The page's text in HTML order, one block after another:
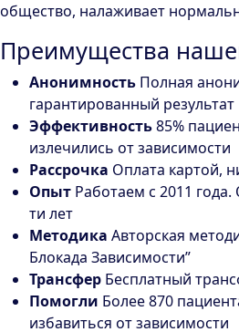
общество, налаживает
Преимущества
Анонимность Полная
гарантированный результат
Эффективность85%
излечились от зависимости
Рассрочка Оплата картой,
Опыт Работаем с 2011
ти лет
Методика Авторская
Блокада Зависимости”
Трансфер Бесплатный
Помогли Более 870
избавиться от зависимости